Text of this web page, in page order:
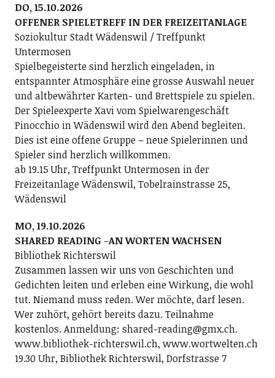
DO, 15.10.2026
OFFENER SPIELETREFF IN DER FREIZEITANLAGE
Soziokultur Stadt Wädenswil / Treffpunkt
Untermosen
Spielbegeisterte sind herzlich eingeladen, in
entspannter Atmosphäre eine grosse Auswahl neuer
und altbewährter Karten- und Brettspiele zu spielen.
Der Spieleexperte Xavi vom Spielwarengeschäft
Pinocchio in Wädenswil wird den Abend begleiten.
Dies ist eine offene Gruppe – neue Spielerinnen und
Spieler sind herzlich willkommen.
ab 19.15 Uhr, Treffpunkt Untermosen in der
Freizeitanlage Wädenswil, Tobelrainstrasse 25,
Wädenswil
MO, 19.10.2026
SHARED READING -AN WORTEN WACHSEN
Bibliothek Richterswil
Zusammen lassen wir uns von Geschichten und
Gedichten leiten und erleben eine Wirkung, die wohl
tut. Niemand muss reden. Wer möchte, darf lesen.
Wer zuhört, gehört bereits dazu. Teilnahme
kostenlos. Anmeldung: shared-reading@gmx.ch.
www.bibliothek-richterswil.ch, www.wortwelten.ch
19.30 Uhr, Bibliothek Richterswil, Dorfstrasse 7